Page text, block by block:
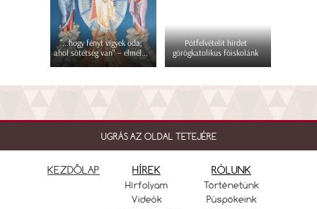
"...hogy fényt vigyek oda,
ahol sötétség van" – elmél...
Pótfelvételit hirdet
görögkatolikus főiskolánk
UGRÁS AZ OLDAL TETEJÉRE
KEZDŐLAP HÍREK
Hírfolyam
Videók
RÓLUNK
Történetünk
Püspökeink